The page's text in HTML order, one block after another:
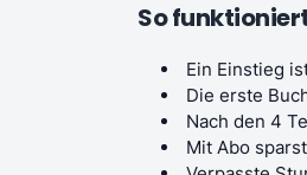
So
Ein Einstieg
Die erste
Nach den 4
Mit Abo